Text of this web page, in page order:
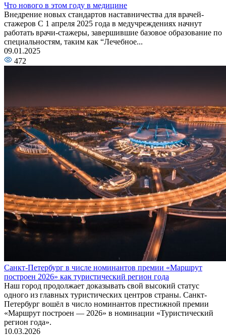
Что нового в этом году в медицине
Внедрение новых стандартов наставничества для врачей-
стажеров С 1 апреля 2025 года в медучреждениях начнут
работать врачи-стажеры, завершившие базовое образование по
специальностям, таким как “Лечебное...
09.01.2025
472
Санкт-Петербург в числе номинантов премии «Маршрут
построен 2026» как туристический регион года
Наш город продолжает доказывать свой высокий статус
одного из главных туристических центров страны. Санкт-
Петербург вошёл в число номинантов престижной премии
«Маршрут построен — 2026» в номинации «Туристический
регион года».
10.03.2026